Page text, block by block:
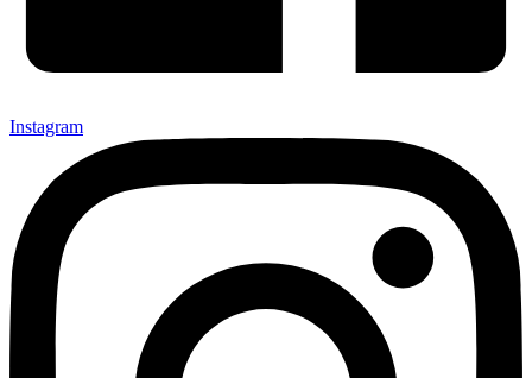
Instagram